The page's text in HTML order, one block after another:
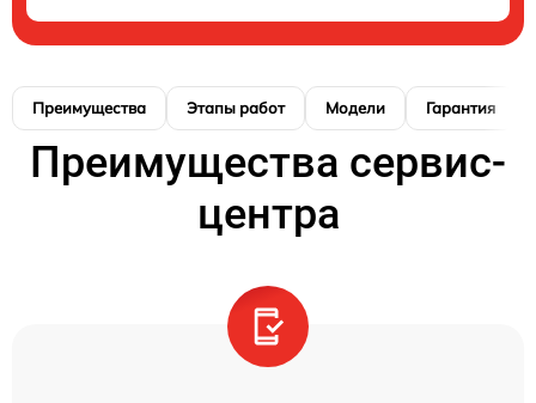
Преимущества Этапы работ Модели Гарантия
Преимущества сервис-
центра